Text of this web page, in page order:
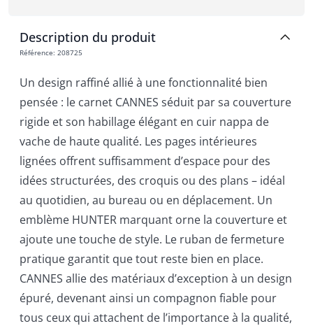
Description du produit
Référence: 208725
Un design raffiné allié à une fonctionnalité bien
pensée : le carnet CANNES séduit par sa couverture
rigide et son habillage élégant en cuir nappa de
vache de haute qualité. Les pages intérieures
lignées offrent suffisamment d’espace pour des
idées structurées, des croquis ou des plans – idéal
au quotidien, au bureau ou en déplacement. Un
emblème HUNTER marquant orne la couverture et
ajoute une touche de style. Le ruban de fermeture
pratique garantit que tout reste bien en place.
CANNES allie des matériaux d’exception à un design
épuré, devenant ainsi un compagnon fiable pour
tous ceux qui attachent de l’importance à la qualité,